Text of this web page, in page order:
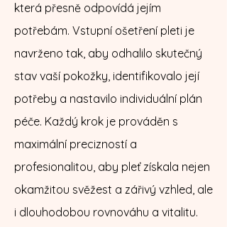
která přesně odpovídá jejím
potřebám. Vstupní ošetření pleti je
navrženo tak, aby odhalilo skutečný
stav vaší pokožky, identifikovalo její
potřeby a nastavilo individuální plán
péče. Každý krok je prováděn s
maximální precizností a
profesionalitou, aby pleť získala nejen
okamžitou svěžest a zářivý vzhled, ale
i dlouhodobou rovnováhu a vitalitu.